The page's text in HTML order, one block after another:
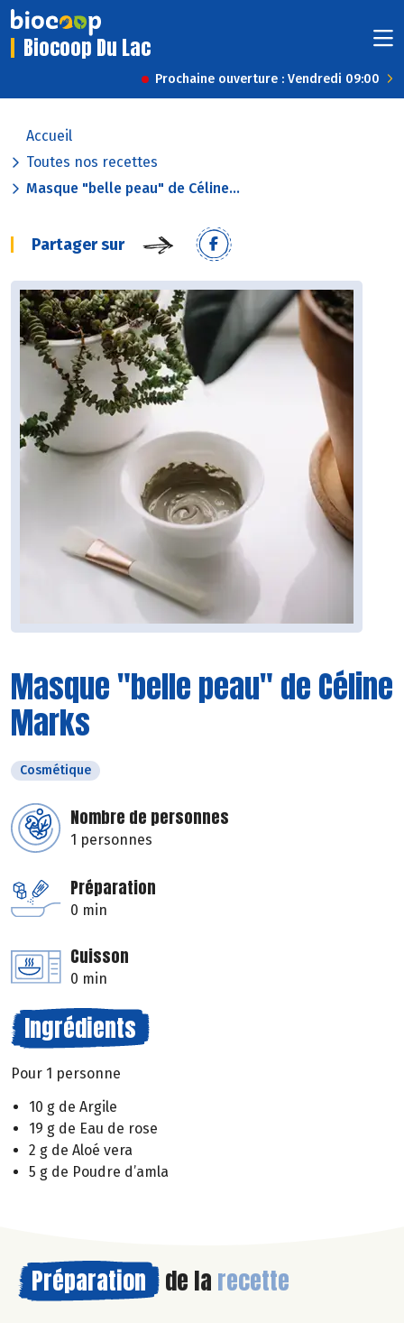
Biocoop Du Lac
Prochaine ouverture : Vendredi 09:00
Accueil
Toutes nos recettes
Masque "belle peau" de Céline...
Partager sur
Masque "belle peau" de Céline
Marks
Cosmétique
Nombre de personnes
1 personnes
Préparation
0 min
Cuisson
0 min
Ingrédients
Pour 1 personne
10 g de Argile
19 g de Eau de rose
2 g de Aloé vera
5 g de Poudre d’amla
Préparation de la recette